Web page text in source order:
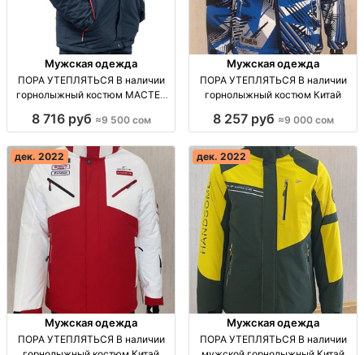
Мужская одежда
ПОРА УТЕПЛЯТЬСЯ В наличии
горнолыжный костюм МАСТЕР
8 716 руб ≈9 500 сом
Мужская одежда
ПОРА УТЕПЛЯТЬСЯ В наличии
горнолыжный костюм Китай
8 257 руб ≈9 000 сом
дек. 2022
Мужская одежда
ПОРА УТЕПЛЯТЬСЯ В наличии
дек. 2022
Мужская одежда
ПОРА УТЕПЛЯТЬСЯ В наличии